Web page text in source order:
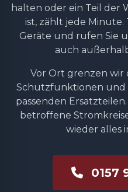
halten oder ein Teil der
ist, zählt jede
Geräte und rufen Sie
auch
Vor Ort grenzen wir
Schutzfunktionen und
passenden
betroffene
wieder alles
0157